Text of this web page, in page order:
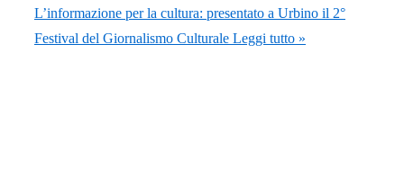
L’informazione per la cultura: presentato a Urbino il 2°
Festival del Giornalismo Culturale Leggi tutto »